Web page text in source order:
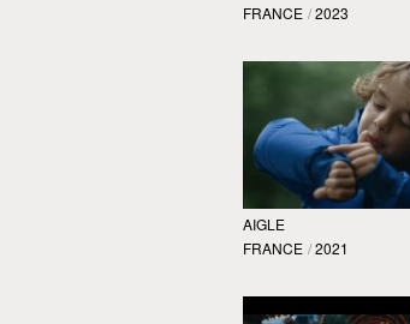
FRANCE / 2023
AIGLE
FRANCE / 2021